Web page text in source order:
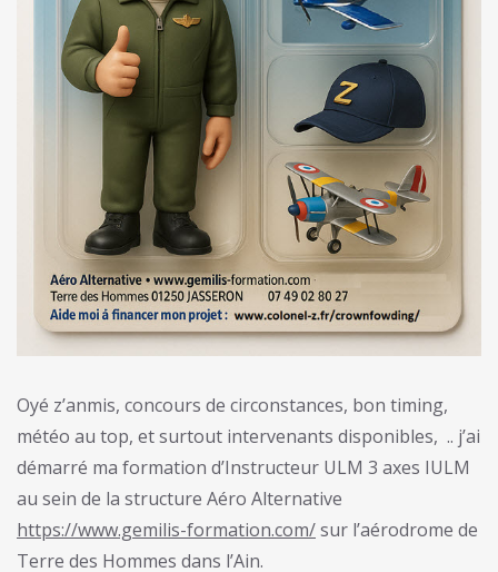
Oyé z’anmis, concours de circonstances, bon timing,
météo au top, et surtout intervenants disponibles, .. j’ai
démarré ma formation d’Instructeur ULM 3 axes IULM
au sein de la structure Aéro Alternative
https://www.gemilis-formation.com/sur l’aérodrome de
Terre des Hommes dans l’Ain.